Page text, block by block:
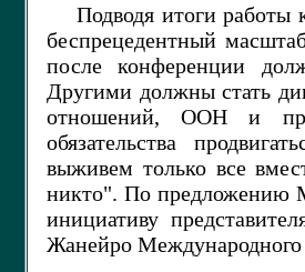
Подводя итоги
беспрецедентный
после конференции
Другими должны стать
отношений, ООН и
обязательства
выживем только все
никто". По предложению
инициативу
Жанейро Международного